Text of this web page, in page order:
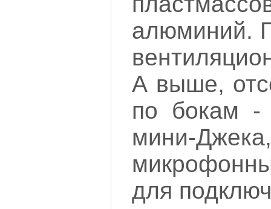
алюминий.
А выше,
по бокам
мини-
для